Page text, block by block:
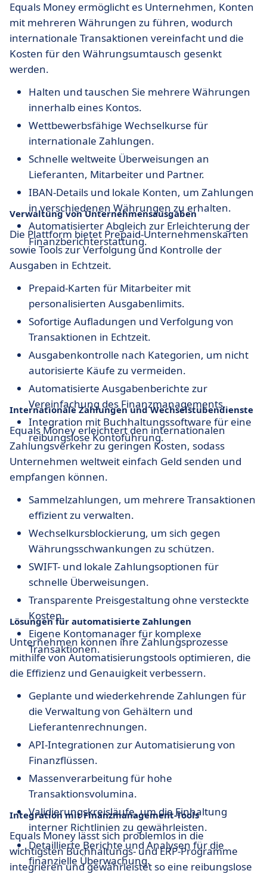
Equals Money ermöglicht es Unternehmen, Konten
mit mehreren Währungen zu führen, wodurch
internationale Transaktionen vereinfacht und die
Kosten für den Währungsumtausch gesenkt
werden.
Halten und tauschen Sie mehrere Währungen
innerhalb eines Kontos.
Wettbewerbsfähige Wechselkurse für
internationale Zahlungen.
Schnelle weltweite Überweisungen an
Lieferanten, Mitarbeiter und Partner.
IBAN-Details und lokale Konten, um Zahlungen
in verschiedenen Währungen zu erhalten.
Automatisierter Abgleich zur Erleichterung der
Finanzberichterstattung.
Verwaltung von Unternehmensausgaben
Die Plattform bietet Prepaid-Unternehmenskarten
sowie Tools zur Verfolgung und Kontrolle der
Ausgaben in Echtzeit.
Prepaid-Karten für Mitarbeiter mit
personalisierten Ausgabenlimits.
Sofortige Aufladungen und Verfolgung von
Transaktionen in Echtzeit.
Ausgabenkontrolle nach Kategorien, um nicht
autorisierte Käufe zu vermeiden.
Automatisierte Ausgabenberichte zur
Vereinfachung des Finanzmanagements.
Integration mit Buchhaltungssoftware für eine
reibungslose Kontoführung.
Internationale Zahlungen und Wechselstubendienste
Equals Money erleichtert den internationalen
Zahlungsverkehr zu geringen Kosten, sodass
Unternehmen weltweit einfach Geld senden und
empfangen können.
Sammelzahlungen, um mehrere Transaktionen
effizient zu verwalten.
Wechselkursblockierung, um sich gegen
Währungsschwankungen zu schützen.
SWIFT- und lokale Zahlungsoptionen für
schnelle Überweisungen.
Transparente Preisgestaltung ohne versteckte
Kosten.
Eigene Kontomanager für komplexe
Transaktionen.
Lösungen für automatisierte Zahlungen
Unternehmen können ihre Zahlungsprozesse
mithilfe von Automatisierungstools optimieren, die
die Effizienz und Genauigkeit verbessern.
Geplante und wiederkehrende Zahlungen für
die Verwaltung von Gehältern und
Lieferantenrechnungen.
API-Integrationen zur Automatisierung von
Finanzflüssen.
Massenverarbeitung für hohe
Transaktionsvolumina.
Validierungskreisläufe, um die Einhaltung
interner Richtlinien zu gewährleisten.
Detaillierte Berichte und Analysen für die
finanzielle Überwachung.
Integration mit Finanzmanagement-Tools
Equals Money lässt sich problemlos in die
wichtigsten Buchhaltungs- und ERP-Programme
integrieren und gewährleistet so eine reibungslose